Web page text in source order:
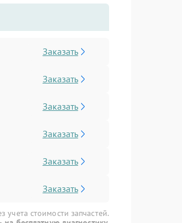
Заказать
Заказать
Заказать
Заказать
Заказать
Заказать
стоимости запчастей.